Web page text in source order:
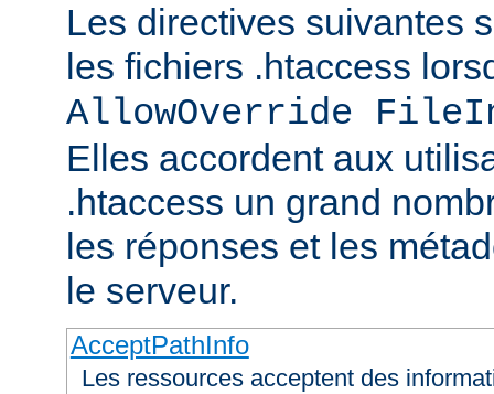
Les directives suivantes
les fichiers .htaccess
AllowOverride
Elles accordent aux
.htaccess un grand
les réponses et les
le serveur.
AcceptPathInfo
Les ressources acceptent des